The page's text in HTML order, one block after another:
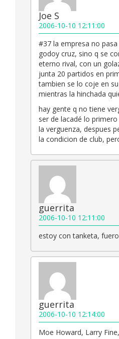
Joe S
2006-10-10 12:11:00
#37 la empresa no
godoy cruz, sino q se
eterno rival, con un
junta 20 partidos en
tambien se lo coje en
mientras la hinchada
hay gente q no tiene
ser de lacadé lo
la verguenza, despues
la condicion de club,
guerrita
2006-10-10 12:11:00
estoy con tanketa,
guerrita
2006-10-10 12:14:00
Moe Howard, Larry